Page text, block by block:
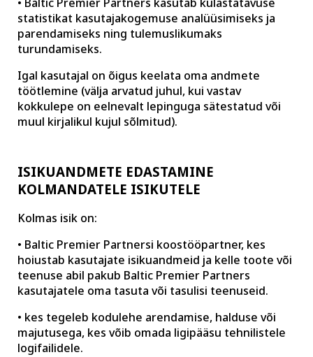
statistikat kasutajakogemuse analüüsimiseks ja
parendamiseks ning tulemuslikumaks
turundamiseks.
Igal kasutajal on õigus keelata oma andmete
töötlemine (välja arvatud juhul, kui vastav
kokkulepe on eelnevalt lepinguga sätestatud või
muul kirjalikul kujul sõlmitud).
ISIKUANDMETE EDASTAMINE
KOLMANDATELE ISIKUTELE
Kolmas isik on:
• Baltic Premier Partnersi koostööpartner, kes
hoiustab kasutajate isikuandmeid ja kelle toote või
teenuse abil pakub Baltic Premier Partners
kasutajatele oma tasuta või tasulisi teenuseid.
• kes tegeleb kodulehe arendamise, halduse või
majutusega, kes võib omada ligipääsu tehnilistele
logifailidele.